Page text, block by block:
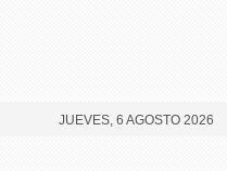
JUEVES, 6 AGOSTO 2026